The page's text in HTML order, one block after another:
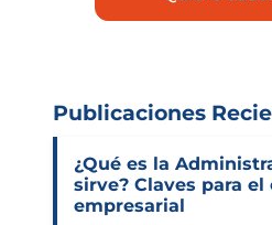
Publicaciones
¿Qué es la
sirve? Claves para el
empresarial